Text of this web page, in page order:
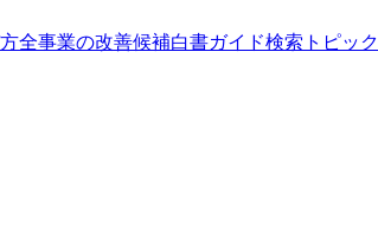
全事業の改善候補白書ガイド検索トピック